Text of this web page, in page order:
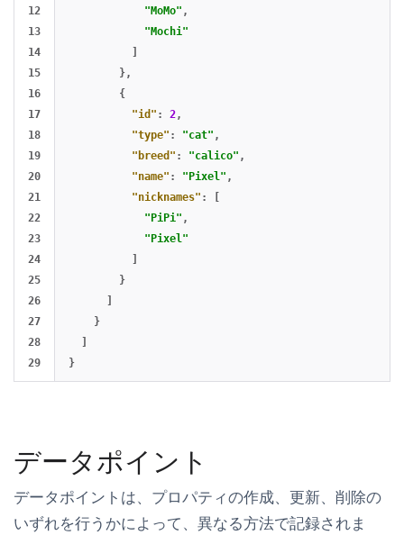
12
13
14
15
16
17
18
19
20
21
22
23
24
25
26
27
28
"MoMo" ,
"Mochi"
},
{
"id" : 2,
"type" : "cat" ,
"breed" : "calico" ,
"name" : "Pixel" ,
"nicknames" :
"PiPi" ,
"Pixel"
}
}
}
データポイント
データポイントは、プロパティの作成、更新、削除の
いずれを行うかによって、異なる方法で記録されま